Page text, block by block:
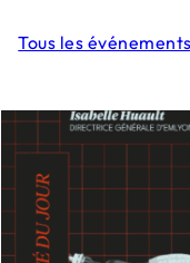
Tous les événements